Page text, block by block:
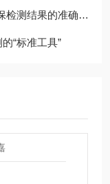
的准确性和可重复性
“标准工具”